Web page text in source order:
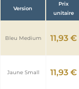
Version
Prix
unitaire
Bleu Medium 11,93 €
Jaune Small 11,93 €